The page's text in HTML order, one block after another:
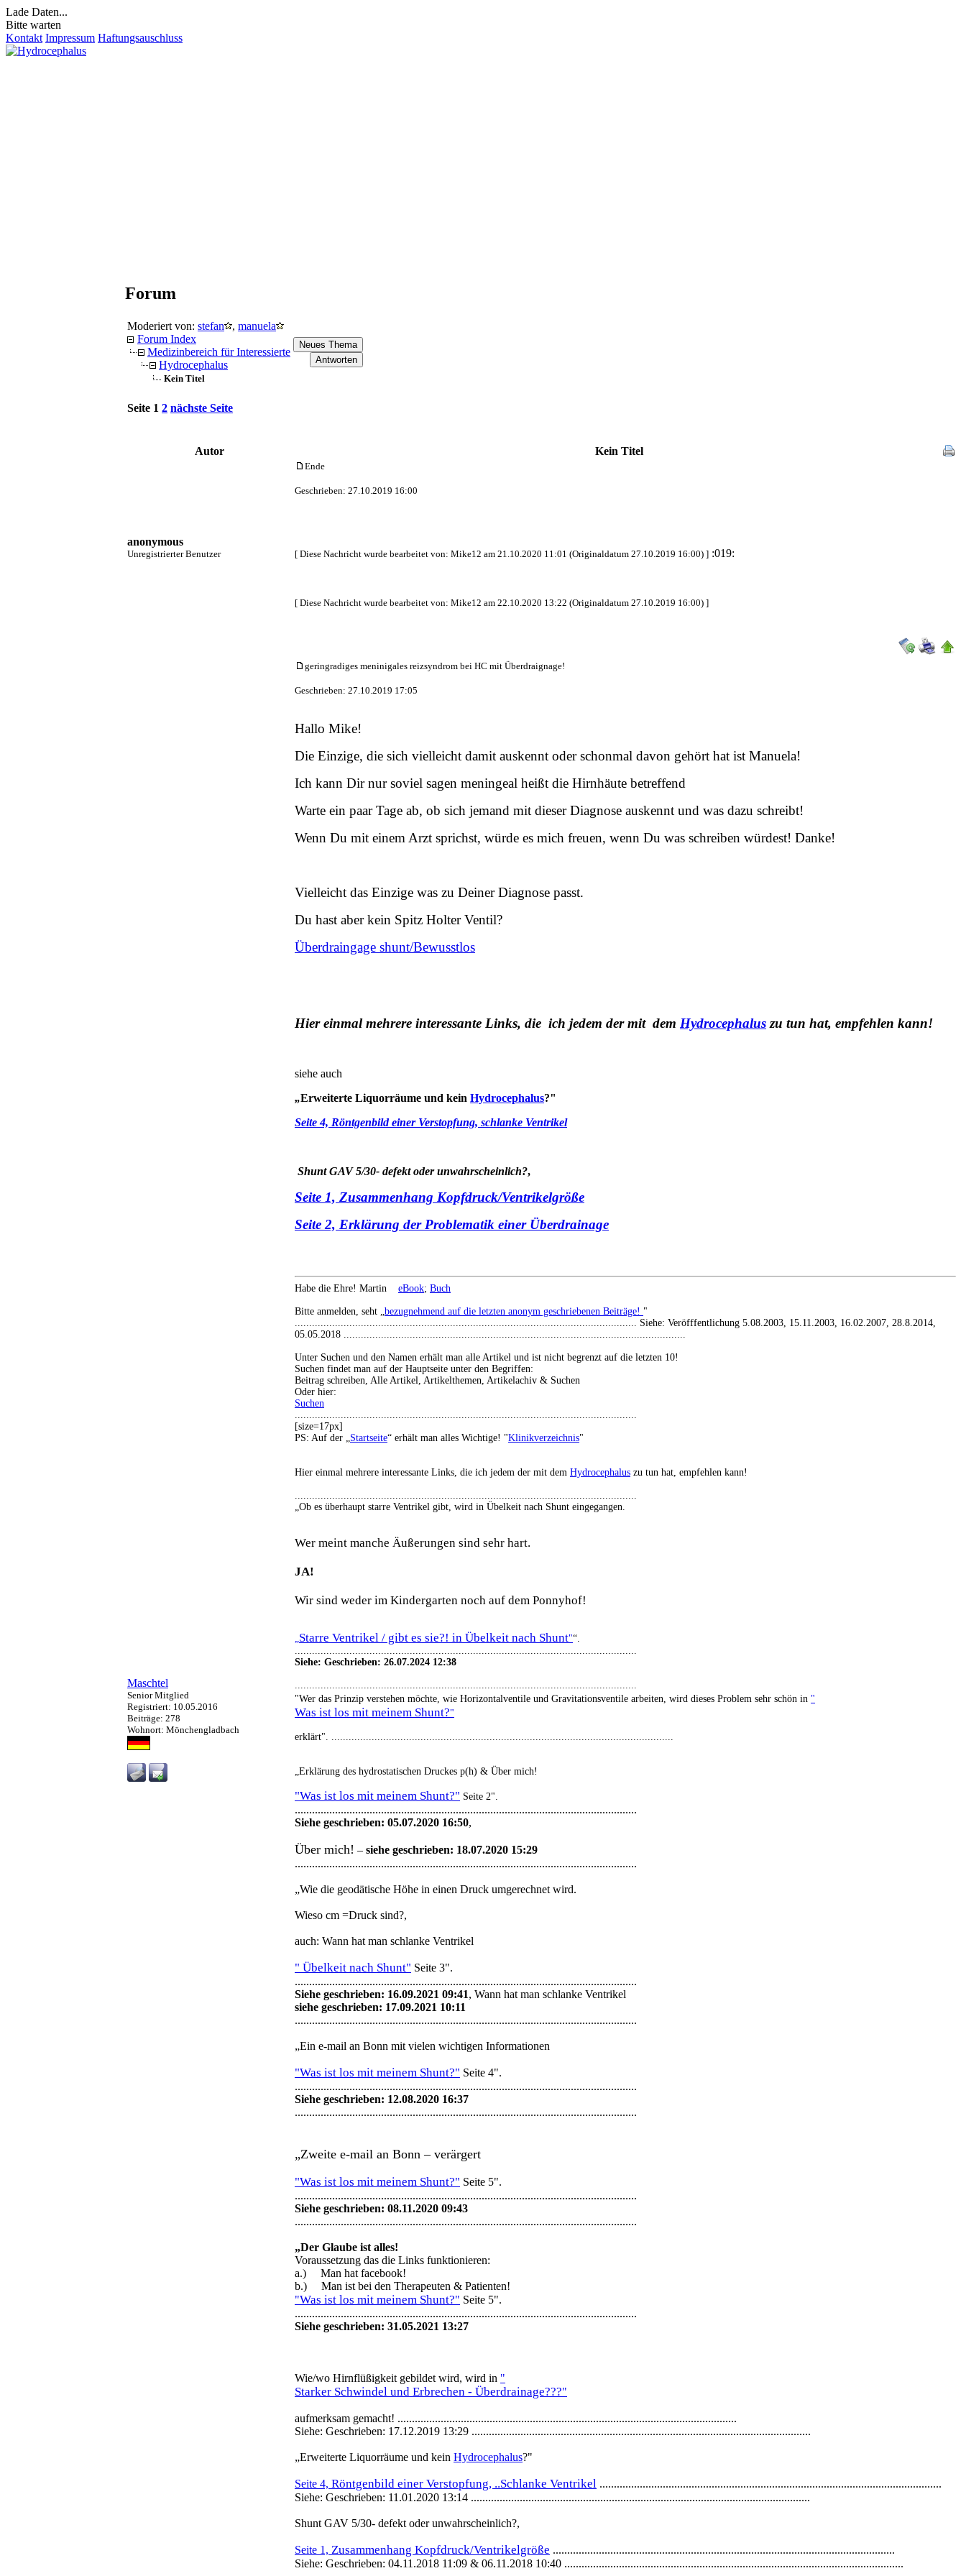
Lade Daten...
Bitte warten
Kontakt Impressum Haftungsauschluss
Forum
Moderiert von: stefan , manuela
Forum Index
Medizinbereich für Interessierte
Hydrocephalus
Kein Titel
Seite 1 2 nächste Seite
Autor Kein Titel
anonymous
Unregistrierter Benutzer
Ende
Geschrieben: 27.10.2019 16:00
[ Diese Nachricht wurde bearbeitet von: Mike12 am 21.10.2020 11:01 (Originaldatum 27.10.2019 16:00) ] :019:
[ Diese Nachricht wurde bearbeitet von: Mike12 am 22.10.2020 13:22 (Originaldatum 27.10.2019 16:00) ]
Maschtel
Senior Mitglied
Registriert: 10.05.2016
Beiträge: 278
Wohnort: Mönchengladbach
geringradiges meninigales reizsyndrom bei HC mit Überdraignage!
Geschrieben: 27.10.2019 17:05
Hallo Mike!
Die Einzige, die sich vielleicht damit auskennt oder schonmal davon gehört hat ist Manuela!
Ich kann Dir nur soviel sagen meningeal heißt die Hirnhäute betreffend
Warte ein paar Tage ab, ob sich jemand mit dieser Diagnose auskennt und was dazu schreibt!
Wenn Du mit einem Arzt sprichst, würde es mich freuen, wenn Du was schreiben würdest! Danke!
Vielleicht das Einzige was zu Deiner Diagnose passt.
Du hast aber kein Spitz Holter Ventil?
Überdraingage shunt/Bewusstlos
Hier einmal mehrere interessante Links, die ich jedem der mit dem Hydrocephalus zu tun hat, empfehlen kann!
siehe auch
„Erweiterte Liquorräume und kein Hydrocephalus?"
Seite 4, Röntgenbild einer Verstopfung, schlanke Ventrikel
Shunt GAV 5/30- defekt oder unwahrscheinlich?,
Seite 1, Zusammenhang Kopfdruck/Ventrikelgröße
Seite 2, Erklärung der Problematik einer Überdrainage
Habe die Ehre! Martin eBook; Buch
Bitte anmelden, seht „ bezugnehmend auf die letzten anonym geschriebenen Beiträge! "
....................................................................................................................... Siehe: Veröfffentlichung 5.08.2003, 15.11.2003, 16.02.2007, 28.8.2014,
05.05.2018 .......................................................................................................................
Unter Suchen und den Namen erhält man alle Artikel und ist nicht begrenzt auf die letzten 10!
Suchen findet man auf der Hauptseite unter den Begriffen:
Beitrag schreiben, Alle Artikel, Artikelthemen, Artikelachiv & Suchen
Oder hier:
Suchen
[size=17px]
PS: Auf der „ Startseite“ erhält man alles Wichtige! "Klinikverzeichnis"
Hier einmal mehrere interessante Links, die ich jedem der mit dem Hydrocephalus zu tun hat, empfehlen kann!
„Ob es überhaupt starre Ventrikel gibt, wird in Übelkeit nach Shunt eingegangen.
Wer meint manche Äußerungen sind sehr hart.
JA!
Wir sind weder im Kindergarten noch auf dem Ponnyhof!
Starre Ventrikel / gibt es sie?! in Übelkeit nach Shunt"“.
Siehe: Geschrieben: 26.07.2024 12:38
"Wer das Prinzip verstehen möchte, wie Horizontalventile und Gravitationsventile arbeiten, wird dieses Problem sehr schön in "
Was ist los mit meinem Shunt?"
erklärt". .......................................................................................................................
„Erklärung des hydrostatischen Druckes p(h) & Über mich!
"Was ist los mit meinem Shunt?" Seite 2".
.......................................................................................................................
Siehe geschrieben: 05.07.2020 16:50,
Über mich! – siehe geschrieben: 18.07.2020 15:29
.......................................................................................................................
„Wie die geodätische Höhe in einen Druck umgerechnet wird.
Wieso cm =Druck sind?,
auch: Wann hat man schlanke Ventrikel
" Übelkeit nach Shunt" Seite 3".
.......................................................................................................................
Siehe geschrieben: 16.09.2021 09:41, Wann hat man schlanke Ventrikel
siehe geschrieben: 17.09.2021 10:11
.......................................................................................................................
„Ein e-mail an Bonn mit vielen wichtigen Informationen
"Was ist los mit meinem Shunt?" Seite 4".
.......................................................................................................................
Siehe geschrieben: 12.08.2020 16:37
.......................................................................................................................
„Zweite e-mail an Bonn – verärgert
"Was ist los mit meinem Shunt?" Seite 5".
.......................................................................................................................
Siehe geschrieben: 08.11.2020 09:43
.......................................................................................................................
„Der Glaube ist alles!
Voraussetzung das die Links funktionieren:
a.) Man hat facebook!
b.) Man ist bei den Therapeuten & Patienten!
"Was ist los mit meinem Shunt?" Seite 5".
.......................................................................................................................
Siehe geschrieben: 31.05.2021 13:27
Wie/wo Hirnflüßigkeit gebildet wird, wird in "
Starker Schwindel und Erbrechen - Überdrainage???"
aufmerksam gemacht! ......................................................................................................................
Siehe: Geschrieben: 17.12.2019 13:29 ......................................................................................................................
„Erweiterte Liquorräume und kein Hydrocephalus?"
Seite 4, Röntgenbild einer Verstopfung, ..Schlanke Ventrikel .......................................................................................................................
Siehe: Geschrieben: 11.01.2020 13:14 ......................................................................................................................
Shunt GAV 5/30- defekt oder unwahrscheinlich?,
Seite 1, Zusammenhang Kopfdruck/Ventrikelgröße .......................................................................................................................
Siehe: Geschrieben: 04.11.2018 11:09 & 06.11.2018 10:40 ......................................................................................................................